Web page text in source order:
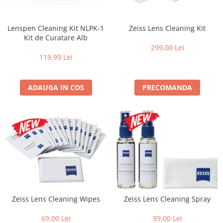
Teleconvertoare
Adaptoare montura / baioneta
Capace obiectiv si camera
Filtre foto
Filtre tip Cokin
Filtre White Balance
Accesorii filtre
Convertoare pe filet foto video
Inele reductii obiective
Curatare si intretinere
Blitz-uri externe
Blitz-uri TTL - Dedicate
Lenspen Cleaning Kit NLPK-1
Kit de Curatare Alb
119,99 Lei
ADAUGA IN COS
Zeiss Lens Cleaning Kit
299,00 Lei
PRECOMANDA
Zeiss Lens Cleaning Wipes
69,00 Lei
Zeiss Lens Cleaning Spray
99,00 Lei